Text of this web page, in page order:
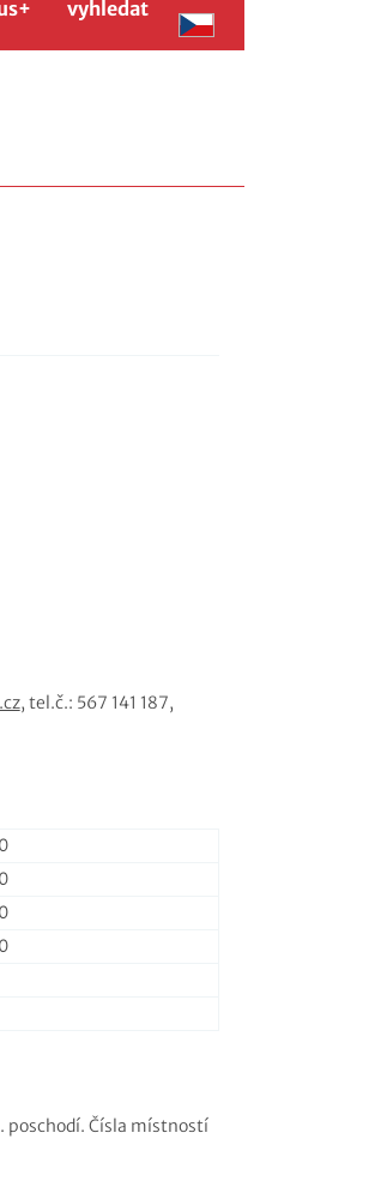
vyhledat
, tel.č.: 567 141 187,
poschodí. Čísla místností